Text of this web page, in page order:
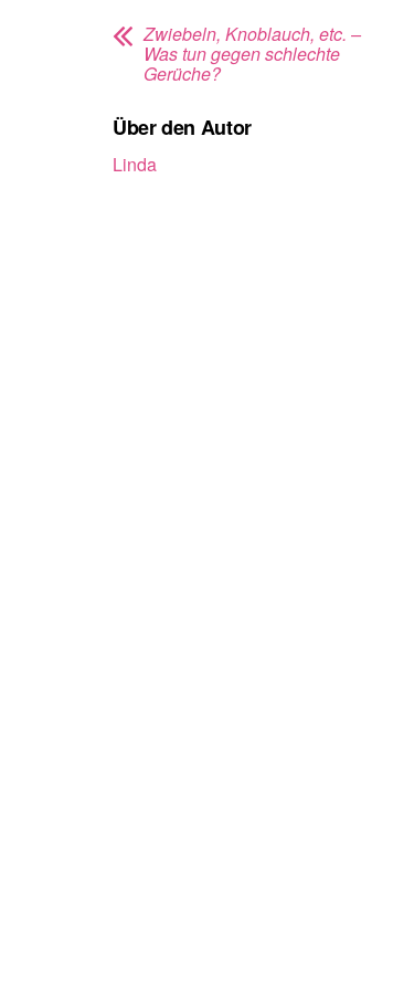
Zwiebeln, Knoblauch, etc. –
Was tun gegen schlechte
Gerüche?
Über den Autor
Linda